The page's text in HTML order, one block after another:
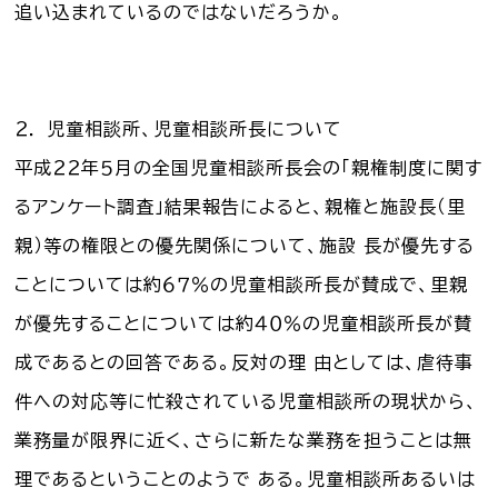
追い込まれているのではないだろうか。
２． 児童相談所、児童相談所長について
平成２２年５月の全国児童相談所長会の「親権制度に関す
るアンケート調査」結果報告によると、親権と施設長（里
親）等の権限との優先関係について、施設 長が優先する
ことについては約６７％の児童相談所長が賛成で、里親
が優先することについては約４０％の児童相談所長が賛
成であるとの回答である。反対の理 由としては、虐待事
件への対応等に忙殺されている児童相談所の現状から、
業務量が限界に近く、さらに新たな業務を担うことは無
理であるということのようで ある。児童相談所あるいは